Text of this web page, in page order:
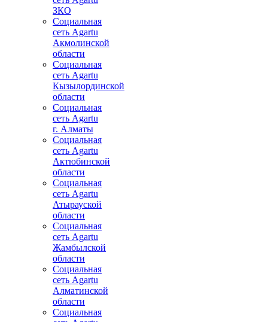
ЗКО
Социальная
сеть Agartu
Акмолинской
области
Социальная
сеть Agartu
Кызылординской
области
Социальная
сеть Agartu
г. Алматы
Социальная
сеть Agartu
Актюбинской
области
Социальная
сеть Agartu
Атырауской
области
Социальная
сеть Agartu
Жамбылской
области
Социальная
сеть Agartu
Алматинской
области
Социальная